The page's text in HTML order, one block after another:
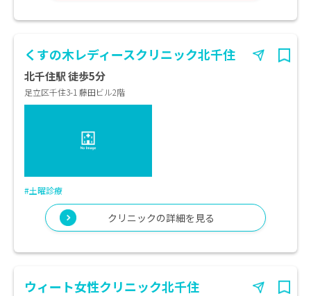
くすの木レディースクリニック北千住
北千住駅 徒歩5分
足立区千住3-1 藤田ビル2階
#土曜診療
クリニックの詳細を見る
ウィート女性クリニック北千住